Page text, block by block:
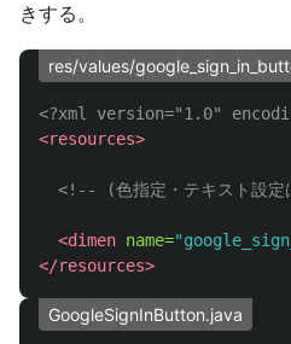
きする。
res/values/
<?xml version="1.0"
<resources>
<!-- (色指定・テキスト設
<dimen name=
</resources>
GoogleSignInButton.java